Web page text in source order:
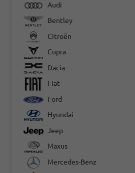
Audi
Bentley
Citroën
Cupra
Dacia
Fiat
Ford
Hyundai
Jeep
Maxus
Mercedes-Benz